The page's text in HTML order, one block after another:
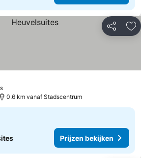
Delen
0.6 km vanaf Stadscentrum
Prijzen bekijken